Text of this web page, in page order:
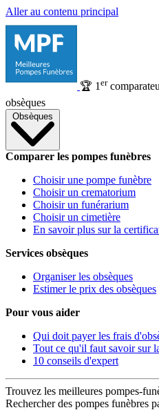
Aller au contenu principal
🏆 1 er
obsèques
Obsèques
Comparer les pompes funèbres
Choisir une pompe funèbre
Choisir un crematorium
Choisir un funérarium
Choisir un cimetière
En savoir plus sur la
Services obsèques
Organiser les obsèques
Estimer le prix des obsèques
Pour vous aider
Qui doit payer les frais
Tout ce qu'il faut savoir sur
10 conseils d'expert
Trouvez les meilleures pompes-
Rechercher des pompes funèbres